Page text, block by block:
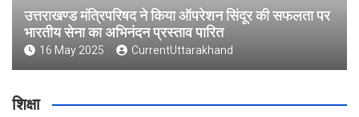
उत्तराखण्ड मंत्रिपरिषद ने किया ऑपरेशन सिंदूर की सफलता पर
भारतीय सेना का अभिनंदन प्रस्ताव पारित
16 May 2025 CurrentUttarakhand
शिक्षा